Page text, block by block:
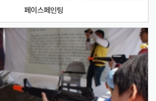
페이스페인팅